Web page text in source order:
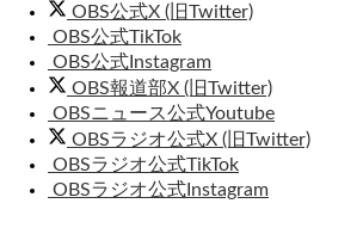
OBS公式X (旧Twitter)
OBS公式TikTok
OBS公式Instagram
OBS報道部X (旧Twitter)
OBSニュース公式Youtube
OBSラジオ公式X (旧Twitter)
OBSラジオ公式TikTok
OBSラジオ公式Instagram